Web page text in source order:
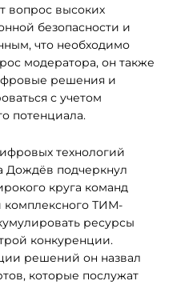
вопрос высоких
безопасности и
что необходимо
модератора, он также
решения и
с учетом
потенциала.
технологий
подчеркнул
круга команд
комплексного ТИМ-
ресурсы
конкуренции.
решений он назвал
которые послужат